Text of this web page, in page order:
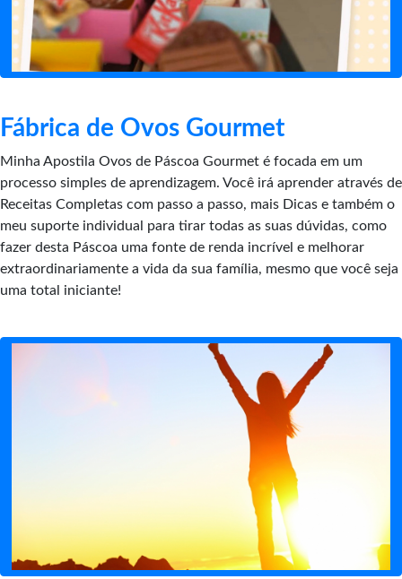
Fábrica de Ovos Gourmet
Minha Apostila Ovos de Páscoa Gourmet é focada em um
processo simples de aprendizagem. Você irá aprender através de
Receitas Completas com passo a passo, mais Dicas e também o
meu suporte individual para tirar todas as suas dúvidas, como
fazer desta Páscoa uma fonte de renda incrível e melhorar
extraordinariamente a vida da sua família, mesmo que você seja
uma total iniciante!